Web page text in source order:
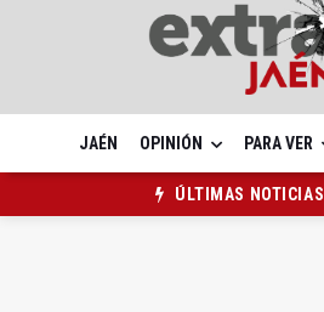
JAÉN OPINIÓN PARA VER
ÚLTIMAS NOTICIAS